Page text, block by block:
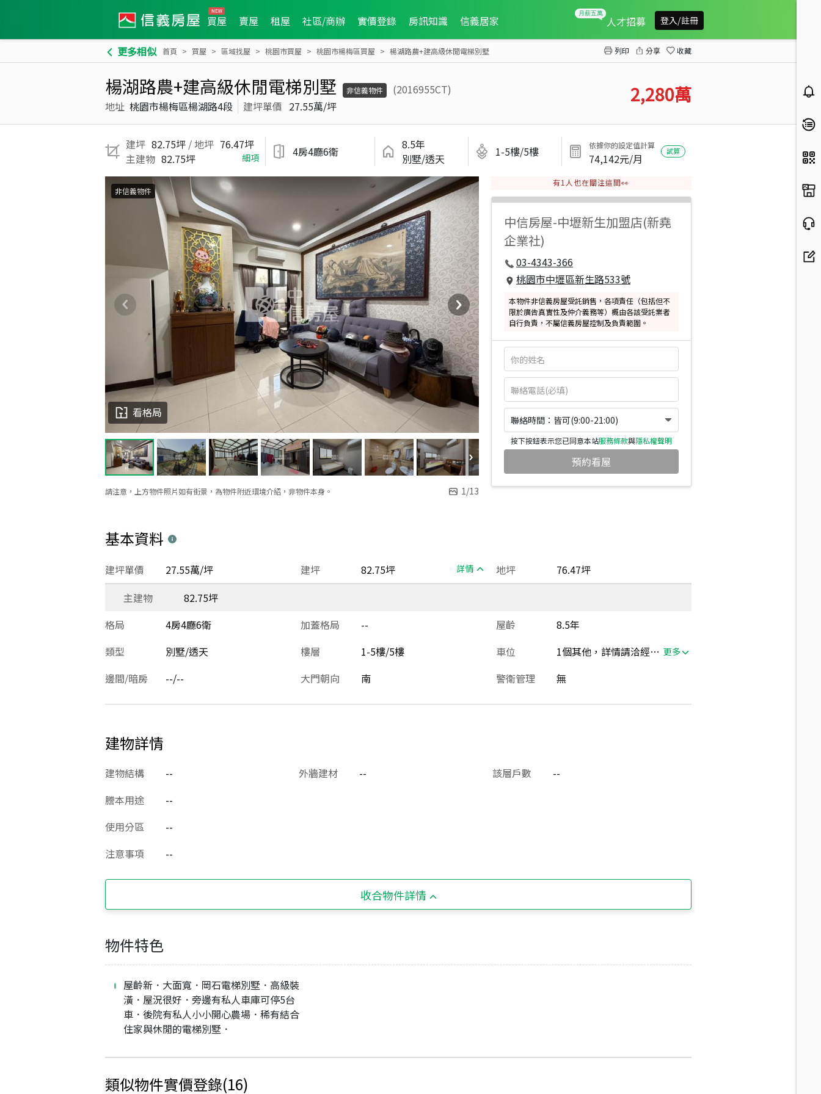
買屋 賣屋 租屋 社區/商辦 實價登錄 房訊知識 信義居家 人才招募 登入/註冊
更多相似 首頁 買屋 區域找屋 桃園市買屋 桃園市楊梅區買屋 楊湖路農+建高級休閒電梯別墅 列印 分享 收藏
楊湖路農+建高級休閒電梯別墅 非信義物件
(2016955CT)
地址 桃園市楊梅區楊湖路4段 建坪單價 27.55萬/坪 2,280萬
建坪 82.75坪 / 地坪 76.47坪
主建物 82.75坪 細項 4房4廳6衛
8.5年
別墅/透天
1-5樓/5樓 依據你的設定值計算
74,142元/月
試算
請注意，上方物件照片如有街景，為物件附近環境介紹，非物件本身。 1/13
看格局
非信義物件
有1 人也在關注這間👀
中信房屋-中壢新生加盟店(新堯
企業社)
03-4343-366
桃園市中壢區新生路533號
本物件非信義房屋受託銷售，各項責任（包括但不
限於廣告真實性及仲介義務等）概由各該受託業者
自行負責，不屬信義房屋控制及負責範圍。
聯絡時間：皆可(9:00-21:00)
按下按鈕表示您已同意本站服務條款與隱私權聲明
預約看屋
基本資料
建坪 82.75坪 詳情
建坪單價 27.55萬/坪 地坪
76.47坪
主建物
82.75坪
格局
4房4廳6衛 加蓋格局 -- 屋齡
8.5年
類型
別墅/透天 樓層 1-5樓/5樓 車位 1個其他，詳情請洽經紀人員 更多
邊間/暗房 --/-- 大門朝向 南 警衛管理 無
建物詳情
建物結構 -- 外牆建材 -- 該層戶數
--
謄本用途
--
使用分區
--
注意事項
--
收合物件詳情
物件特色
屋齡新．大面寬．岡石電梯別墅．高級裝
潢．屋況很好．旁邊有私人車庫可停5台
車．後院有私人小小開心農場．稀有結合
住家與休閒的電梯別墅．
類似物件實價登錄(16)